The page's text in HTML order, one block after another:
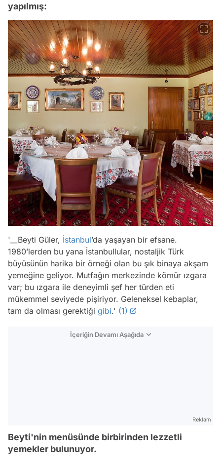
yapılmış:
'__Beyti Güler, İstanbul’da yaşayan bir efsane.
1980’lerden bu yana İstanbullular, nostaljik Türk
büyüsünün harika bir örneği olan bu şık binaya akşam
yemeğine geliyor. Mutfağın merkezinde kömür ızgara
var; bu ızgara ile deneyimli şef her türden eti
mükemmel seviyede pişiriyor. Geleneksel kebaplar,
tam da olması gerektiği gibi.' (1)
İçeriğin Devamı Aşağıda
Reklam
Beyti'nin menüsünde birbirinden lezzetli
yemekler bulunuyor.